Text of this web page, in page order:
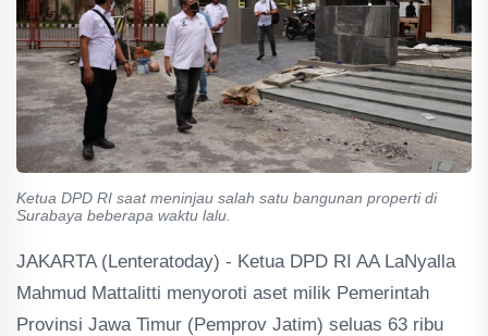
Ketua DPD RI saat meninjau salah satu bangunan properti di
Surabaya beberapa waktu lalu.
JAKARTA (Lenteratoday) - Ketua DPD RI AA LaNyalla
Mahmud Mattalitti menyoroti aset milik Pemerintah
Provinsi Jawa Timur (Pemprov Jatim) seluas 63 ribu